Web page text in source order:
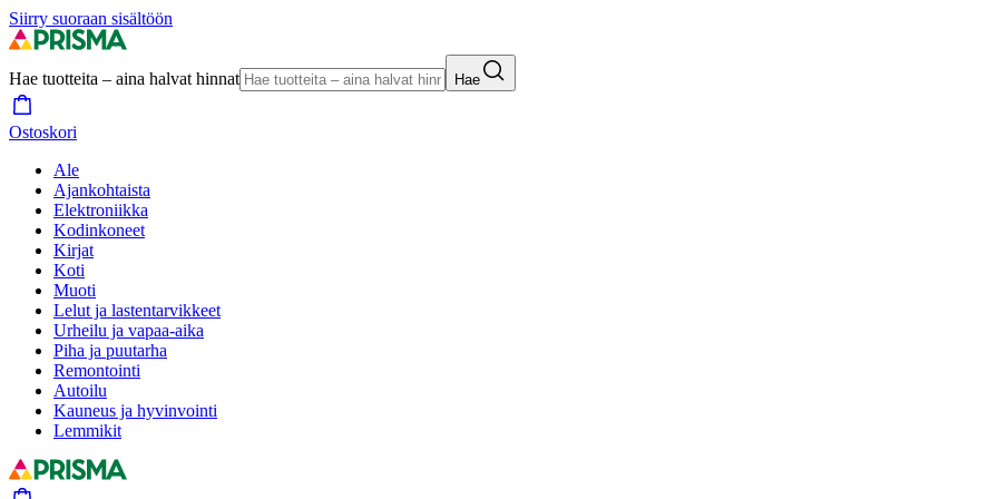
Siirry suoraan sisältöön
Hae tuotteita – aina halvat hinnat Hae
Ostoskori
Ale
Ajankohtaista
Elektroniikka
Kodinkoneet
Kirjat
Koti
Muoti
Lelut ja lastentarvikkeet
Urheilu ja vapaa-aika
Piha ja puutarha
Remontointi
Autoilu
Kauneus ja hyvinvointi
Lemmikit